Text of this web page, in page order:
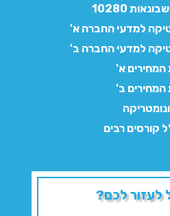
10280
למדעי החברה א'
למדעי החברה ב'
המחירים א'
המחירים ב'
קורסים רבים
לעזור לכם?